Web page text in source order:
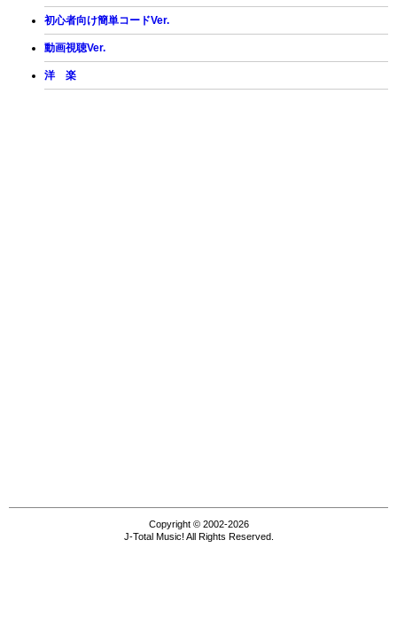
初心者向け簡単コードVer.
動画視聴Ver.
洋 楽
Copyright © 2002-2026
J-Total Music! All Rights Reserved.